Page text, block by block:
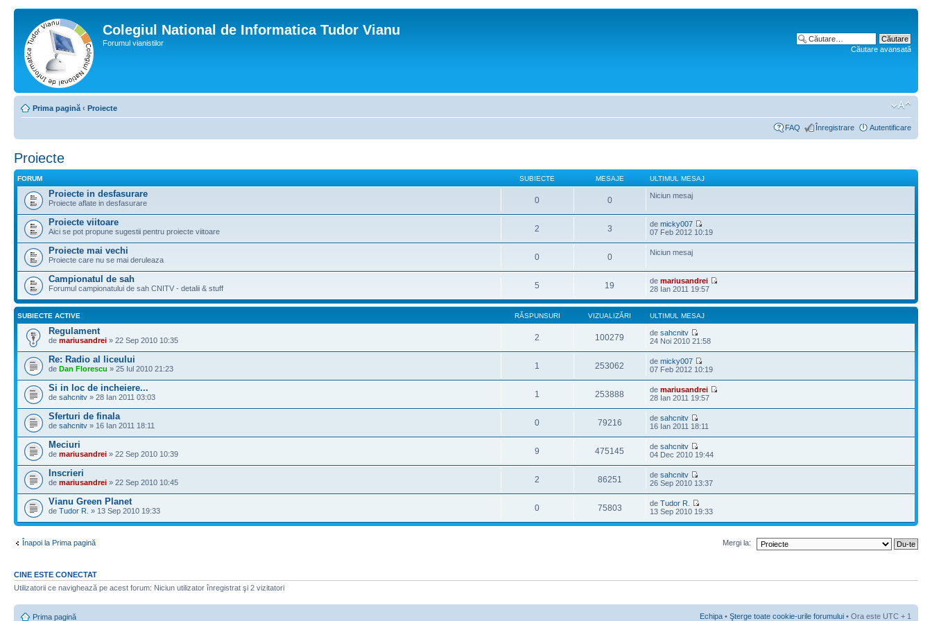
Colegiul National de Informatica Tudor Vianu
Forumul vianistilor
Căutare avansată
Prima pagină ‹ Proiecte
FAQ Înregistrare Autentificare
Proiecte
FORUM SUBIECTE MESAJE ULTIMUL MESAJ
Proiecte in desfasurare
Proiecte aflate in desfasurare 0 0 Niciun mesaj
Proiecte viitoare
Aici se pot propune sugestii pentru proiecte viitoare 2 3 demicky007
07 Feb 2012 10:19
Proiecte mai vechi
Proiecte care nu se mai deruleaza 0 0 Niciun mesaj
Campionatul de sah
Forumul campionatului de sah CNITV - detalii & stuff 5 19 demariusandrei
28 Ian 2011 19:57
SUBIECTE ACTIVE RĂSPUNSURI VIZUALIZĂRI ULTIMUL MESAJ
Regulament
de mariusandrei » 22 Sep 2010 10:35 2 100279 desahcnitv
24 Noi 2010 21:58
Re: Radio al liceului
de Dan Florescu » 25 Iul 2010 21:23 1 253062 demicky007
07 Feb 2012 10:19
Si in loc de incheiere...
de sahcnitv » 28 Ian 2011 03:03 1 253888 demariusandrei
28 Ian 2011 19:57
Sferturi de finala
de sahcnitv » 16 Ian 2011 18:11 0 79216 desahcnitv
16 Ian 2011 18:11
Meciuri
de mariusandrei » 22 Sep 2010 10:39 9 475145 desahcnitv
04 Dec 2010 19:44
Inscrieri
de mariusandrei » 22 Sep 2010 10:45 2 86251 desahcnitv
26 Sep 2010 13:37
Vianu Green Planet
de Tudor R. » 13 Sep 2010 19:33 0 75803 deTudor R.
13 Sep 2010 19:33
Înapoi la Prima pagină Mergi la:
CINE ESTE CONECTAT
Utilizatorii ce navighează pe acest forum: Niciun utilizator înregistrat şi 2 vizitatori
Prima pagină Echipa • Şterge toate cookie-urile forumului • Ora este UTC + 1